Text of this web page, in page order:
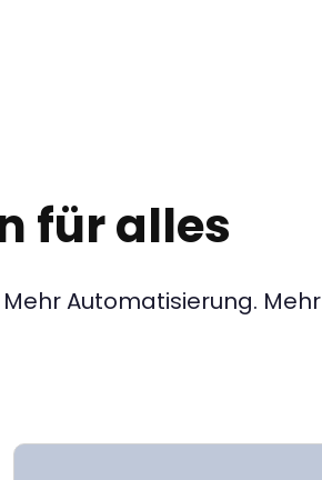
für alles
Automatisierung. Mehr